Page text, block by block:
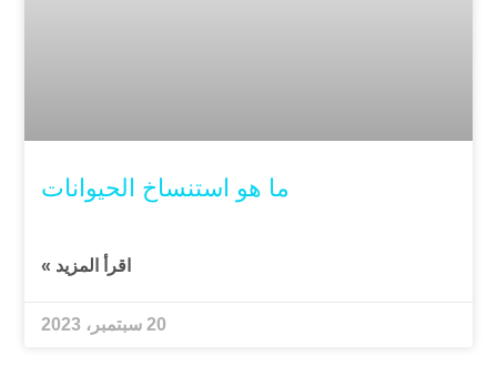
ما هو استنساخ الحيوانات
اقرأ المزيد »
20 سبتمبر، 2023